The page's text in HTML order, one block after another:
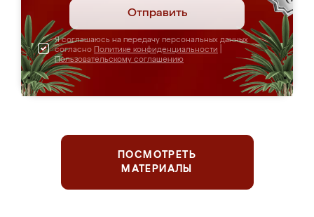
Отправить
Я соглашаюсь на передачу персональных данных
согласно Политике конфиденциальности
Пользовательскому соглашению
ПОСМОТРЕТЬ
МАТЕРИАЛЫ